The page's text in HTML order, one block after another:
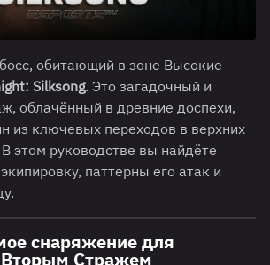
обитающий в зоне Высокие
Silksong. Это загадочный и
облачённый в древние доспехи,
из ключевых переходов в верхних
этом руководстве вы найдёте
паттерны его атак и
снаряжение для
Стражем